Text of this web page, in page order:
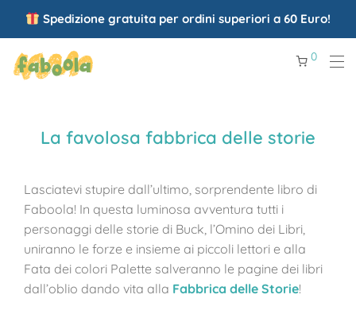
Spedizione gratuita per ordini superiori a 60 Euro!
0
La favolosa fabbrica delle storie
Lasciatevi stupire dall’ultimo, sorprendente libro di
Faboola! In questa luminosa avventura tutti i
personaggi delle storie di Buck, l’Omino dei Libri,
uniranno le forze e insieme ai piccoli lettori e alla
Fata dei colori Palette salveranno le pagine dei libri
dall’oblio dando vita alla Fabbrica delle Storie!